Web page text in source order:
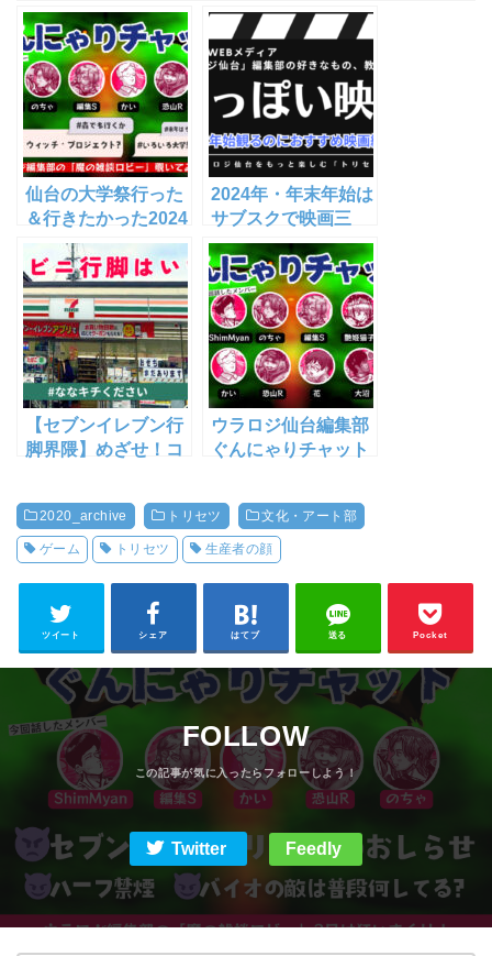
仙台の大学祭行った
＆行きたかった2024
｜ブレア・ウラロ
ジ・プロジェク
ト！？｜ウラロジ仙
台編集部 ぐんにゃり
チャットlog【2024
年10月】
2024年・年末年始は
サブスクで映画三
昧！冬っぽいおすす
め映画【非・サブス
ク民向け作品
も！】
【セブンイレブン行
脚界隈】めざせ！コ
ウラロジ仙台編集部
ぐんにゃりチャット
2020_archive トリセツ 文化・アート部
ゲーム トリセツ 生産者の顔
ツイート シェア はてブ 送る Pocket
FOLLOW
Twitter Feedly